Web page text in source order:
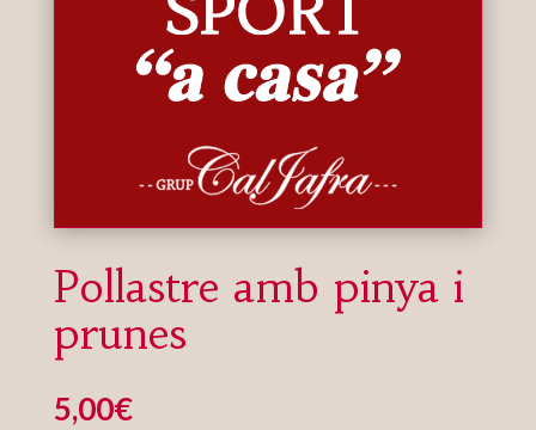
Pollastre amb pinya i
prunes
5,00€